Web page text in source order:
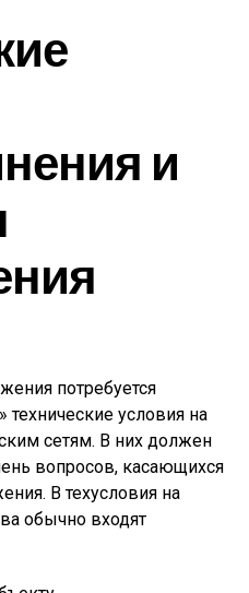
и
потребуется
технические условия на
сетям. В них должен
вопросов, касающихся
В техусловия на
обычно входят